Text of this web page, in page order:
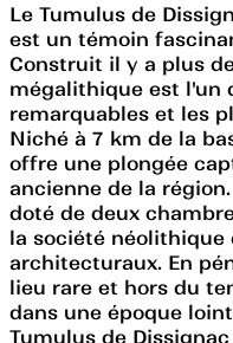
Le Tumulus de
est un témoin
Construit il y a plus
mégalithique est l'un
remarquables et les
Niché à 7 km de la
offre une plongée
ancienne de la
doté de deux
la société néolithique
architecturaux. En
lieu rare et hors du
dans une époque
Tumulus de